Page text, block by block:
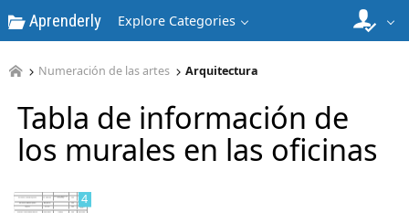
Aprenderly Explore Categories
Numeración de las artes Arquitectura
Tabla de información de
los murales en las oficinas
3
4